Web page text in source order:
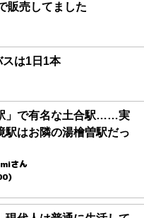
販売してました
は1日1本
」で有名な土合駅……実
駅はお隣の湯檜曽駅だっ
さん